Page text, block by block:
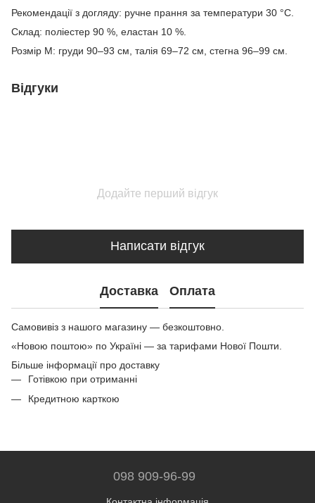
Рекомендації з догляду: ручне прання за температури 30 °С.
Склад: поліестер 90 %, еластан 10 %.
Розмір M: груди 90–93 см, талія 69–72 см, стегна 96–99 см.
Відгуки
Додайте перший відгук
Написати відгук
Доставка Оплата
Самовивіз з нашого магазину — безкоштовно.
«Новою поштою» по Україні — за тарифами Нової Пошти.
Більше інформації про доставку
Готівкою при отриманні
Кредитною карткою
098 909-96-99